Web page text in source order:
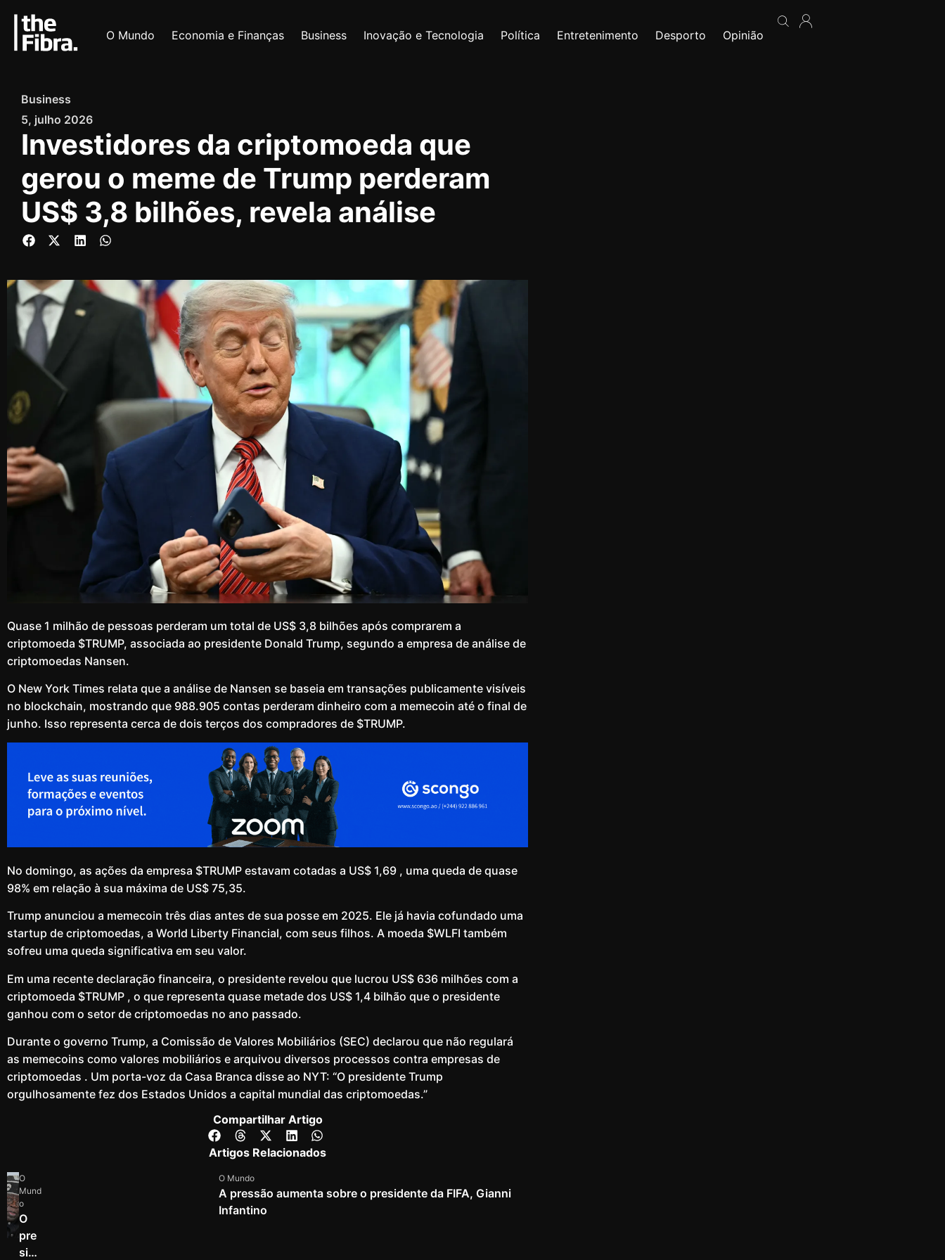
O Mundo Economia e Finanças Business Inovação e Tecnologia Política Entretenimento Desporto Opinião
Business
5, julho 2026
Investidores da criptomoeda que
gerou o meme de Trump perderam
US$ 3,8 bilhões, revela análise
Quase 1 milhão de pessoas perderam um total de US$ 3,8 bilhões após comprarem a
criptomoeda $TRUMP, associada ao presidente Donald Trump, segundo a empresa de análise de
criptomoedas Nansen.
O New York Times relata que a análise de Nansen se baseia em transações publicamente visíveis
no blockchain, mostrando que 988.905 contas perderam dinheiro com a memecoin até o final de
junho. Isso representa cerca de dois terços dos compradores de $TRUMP.
No domingo, as ações da empresa $TRUMP estavam cotadas a US$ 1,69 , uma queda de quase
98% em relação à sua máxima de US$ 75,35.
Trump anunciou a memecoin três dias antes de sua posse em 2025. Ele já havia cofundado uma
startup de criptomoedas, a World Liberty Financial, com seus filhos. A moeda $WLFI também
sofreu uma queda significativa em seu valor.
Em uma recente declaração financeira, o presidente revelou que lucrou US$ 636 milhões com a
criptomoeda $TRUMP , o que representa quase metade dos US$ 1,4 bilhão que o presidente
ganhou com o setor de criptomoedas no ano passado.
Durante o governo Trump, a Comissão de Valores Mobiliários (SEC) declarou que não regulará
as memecoins como valores mobiliários e arquivou diversos processos contra empresas de
criptomoedas . Um porta-voz da Casa Branca disse ao NYT: “O presidente Trump
orgulhosamente fez dos Estados Unidos a capital mundial das criptomoedas.”
Compartilhar Artigo
Artigos Relacionados
O
Mund
o
O
pre
side
O Mundo
A pressão aumenta sobre o presidente da FIFA, Gianni
Infantino